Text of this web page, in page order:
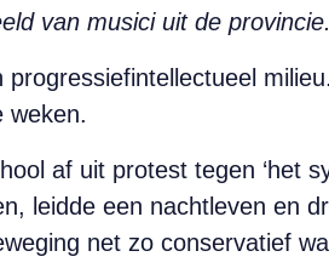
van musici uit de
progressiefintellectueel
weken.
af uit protest tegen ‘het
leidde een nachtleven en
net zo conservatief